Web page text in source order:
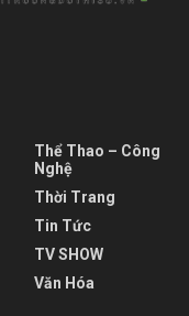
Thể Thao – Công
Nghệ
Thời Trang
Tin Tức
TV SHOW
Văn Hóa